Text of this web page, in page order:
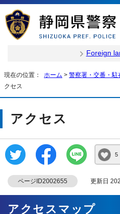
Foreign
現在の位置： ホーム > 警察署・交番・駐
クセス
アクセス
5
ページID2002655 更新日
アクセスマップ